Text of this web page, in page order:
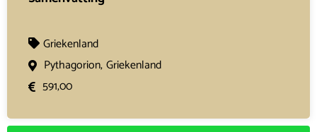
Griekenland
Pythagorion,Griekenland
591,00